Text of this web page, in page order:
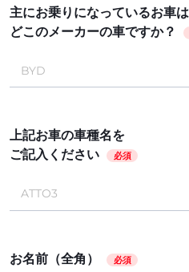
主にお乗りになっているお車は
どこのメーカーの車ですか？
上記お車の車種名を
ご記入ください
必須
お名前（全角） 必須